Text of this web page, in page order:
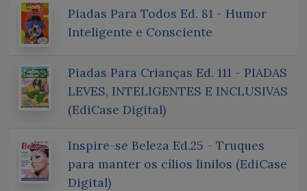
Piadas Para Todos Ed. 81 - Humor
Inteligente e Consciente
Piadas Para Crianças Ed. 111 - PIADAS
LEVES, INTELIGENTES E INCLUSIVAS
(EdiCase Digital)
Inspire-se Beleza Ed.25 - Truques
para manter os cílios linilos (EdiCase
Digital)